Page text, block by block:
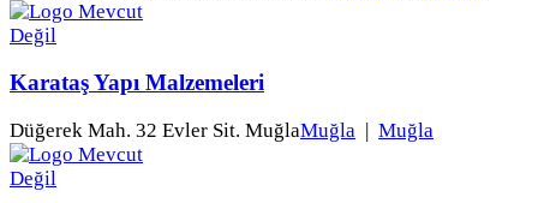
Karataş Yapı Malzemeleri
Düğerek Mah. 32 Evler Sit. MuğlaMuğla | Muğla